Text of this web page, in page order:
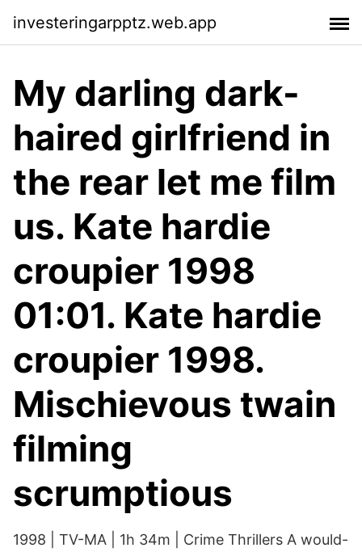
investeringarpptz.web.app
My darling dark-
haired girlfriend in
the rear let me film
us. Kate hardie
croupier 1998
01:01. Kate hardie
croupier 1998.
Mischievous twain
filming
scrumptious
1998 | TV-MA | 1h 34m | Crime Thrillers A would-